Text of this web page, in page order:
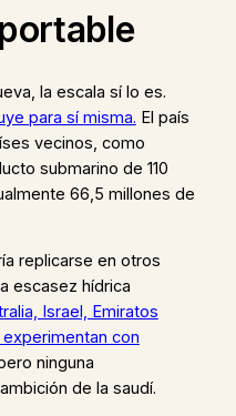
la escala sí lo es.
para sí misma. El país
vecinos, como
submarino de 110
66,5 millones de
replicarse en otros
escasez hídrica
Israel, Emiratos
con
ninguna
de la saudí.